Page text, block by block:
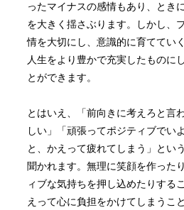
ったマイナスの感情もあり、とき
を大きく揺さぶります。しかし、
情を大切にし、意識的に育ててい
人生をより豊かで充実したものに
とができます。
とはいえ、「前向きに考えろと言
しい」「頑張ってポジティブでい
と、かえって疲れてしまう」とい
聞かれます。無理に笑顔を作った
ィブな気持ちを押し込めたりする
えって心に負担をかけてしまうこ